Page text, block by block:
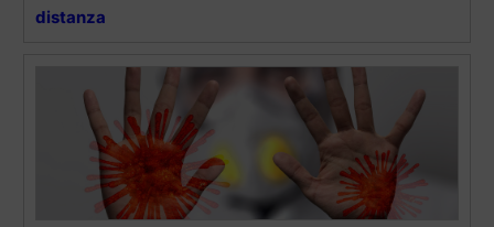
distanza